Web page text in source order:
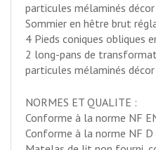
particules mélaminés décor
Sommier en hêtre brut
4 Pieds coniques obliques
2 long-pans de
particules mélaminés
NORMES ET QUALITE :
Conforme à la norme NF
Conforme à la norme NF